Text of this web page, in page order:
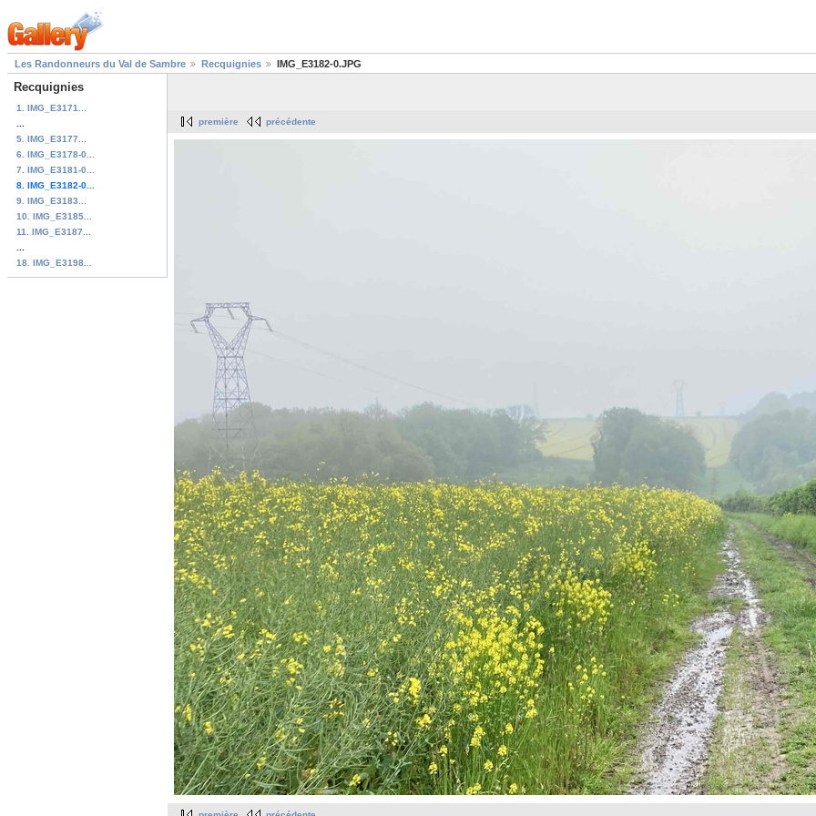
Les Randonneurs du Val de Sambre Recquignies IMG_E3182-0.JPG
Recquignies
1. IMG_E3171...
5. IMG_E3177...
6. IMG_E3178-0...
7. IMG_E3181-0...
8. IMG_E3182-0...
9. IMG_E3183...
10. IMG_E3185...
11. IMG_E3187...
18. IMG_E3198...
première précédente